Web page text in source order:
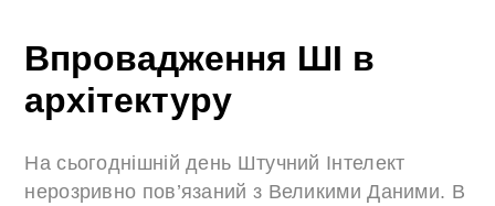
Впровадження ШІ в
архітектуру
На сьогоднішній день Штучний Інтелект
нерозривно пов’язаний з Великими Даними. В